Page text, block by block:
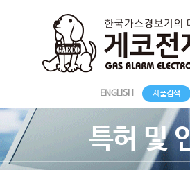
ENGLISH 제품검색
특허 및